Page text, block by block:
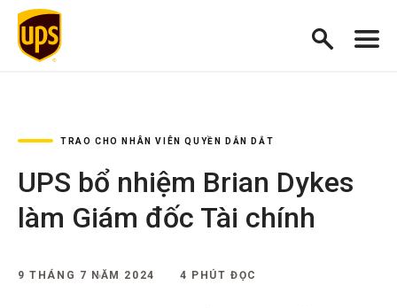
TRAO CHO NHÂN VIÊN QUYỀN DẪN DẮT
UPS bổ nhiệm Brian Dykes
làm Giám đốc Tài chính
9 THÁNG 7 NĂM 2024 4 PHÚT ĐỌC